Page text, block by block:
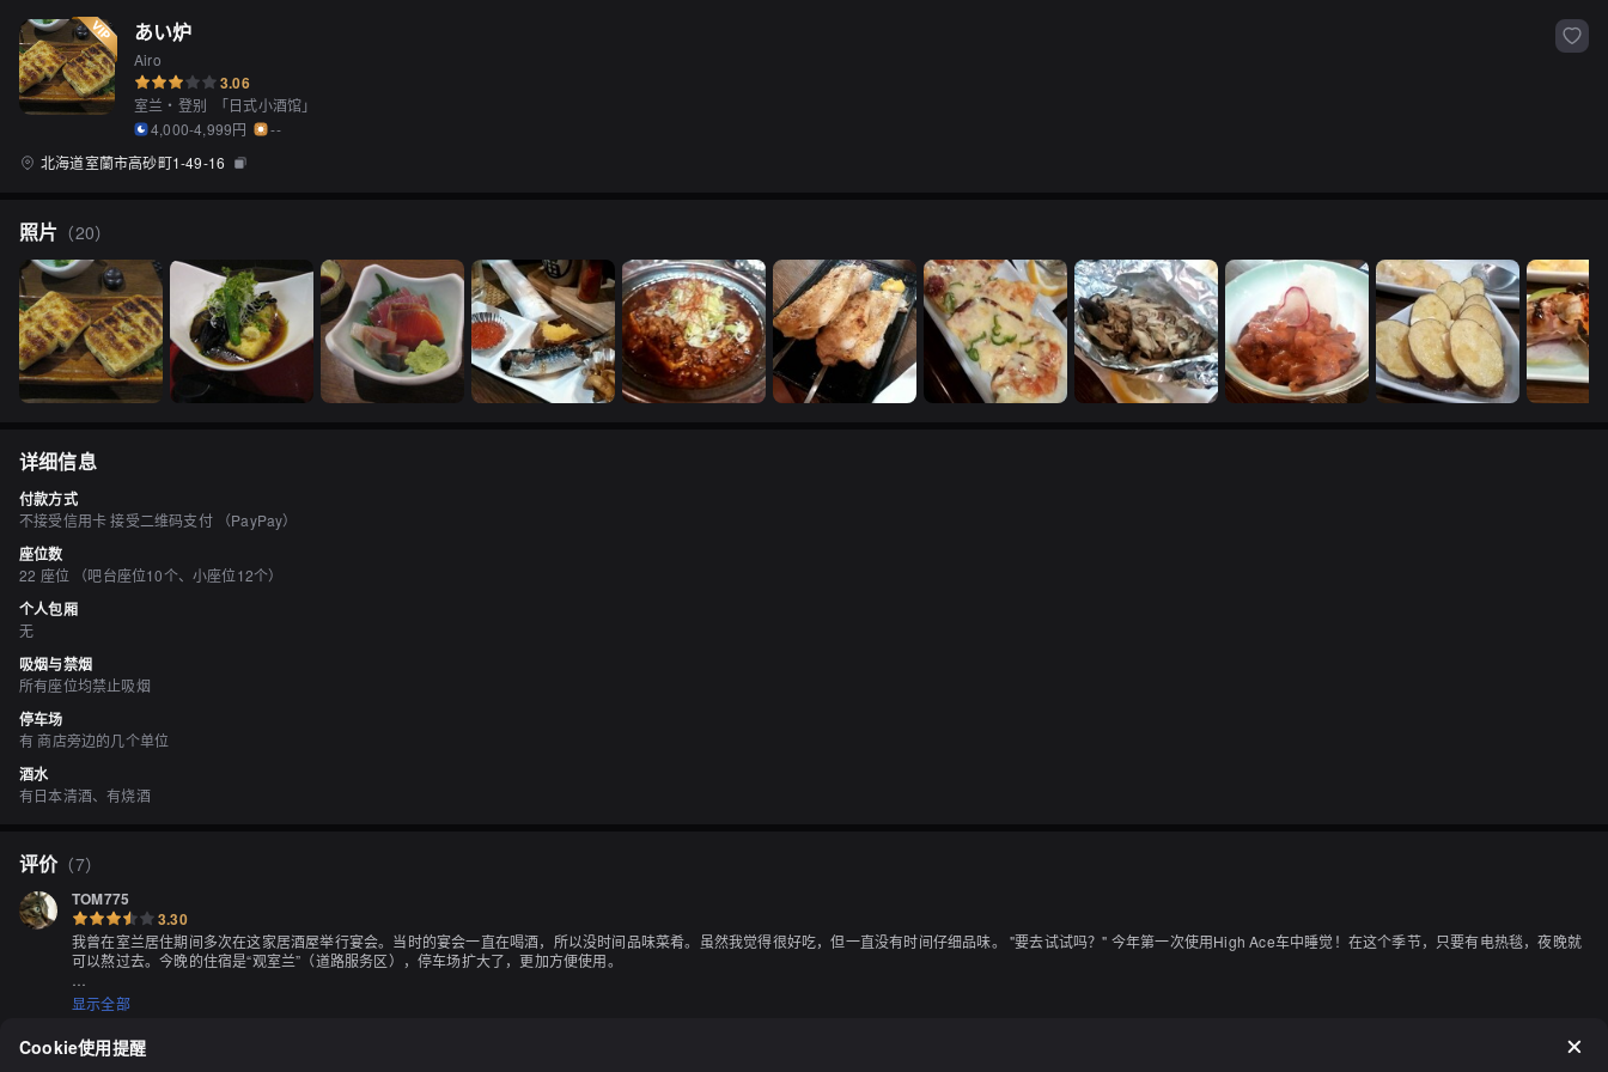
あい炉
Airo
3.06
室兰・登别 「日式小酒馆」
4,000-4,999円
--
北海道室蘭市高砂町1-49-16
照片 （20）
详细信息
付款方式
不接受信用卡 接受二维码支付 （PayPay）
座位数
22 座位 （吧台座位10个、小座位12个）
个人包厢
无
吸烟与禁烟
所有座位均禁止吸烟
停车场
有 商店旁边的几个单位
酒水
有日本清酒、有烧酒
评价（7）
TOM775
3.30
我曾在室兰居住期间多次在这家居酒屋举行宴会。当时的宴会一直在喝酒，所以没时间品味菜肴。虽然我觉得很好吃，但一直没有时间仔细品味。 "要去试试吗？" 今年第一次使用High Ace车中睡觉！在这个季节，只要有电热毯，夜晚就
可以熬过去。今晚的住宿是“观室兰”（道路服务区），停车场扩大了，更加方便使用。
在吧台上，人们正在热烈地交谈。我们被引导到后面的座位。那里有个围墙，感觉像是包间。所以，我点了“生啤酒”，妻子点了“乌龙茶”。因为妻子要开车到服务区（^ ^；小吃...我最喜欢的“豆腐”！我要吃大约20个才能满足（笑）。
今天的特价菜是鱿鱼、金枪鱼、扇贝、甜虾和三文鱼刺身，每种两片。非常新鲜美味！特别是扇贝很甜（^ ^） “特价盛” 虽然如此，1,100日元还是有点贵。
显示全部
Cookie使用提醒